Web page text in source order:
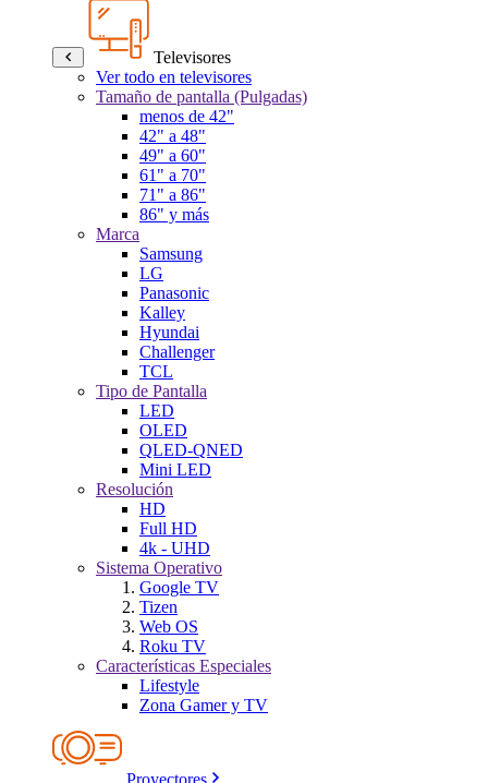
Televisores
Ver todo en televisores
Tamaño de pantalla (Pulgadas)
menos de 42"
42" a 48"
49" a 60"
61" a 70"
71" a 86"
86" y más
Marca
Samsung
LG
Panasonic
Kalley
Hyundai
Challenger
TCL
Tipo de Pantalla
LED
OLED
QLED-QNED
Mini LED
Resolución
HD
Full HD
4k - UHD
Sistema Operativo
Google TV
Tizen
Web OS
Roku TV
Características Especiales
Lifestyle
Zona Gamer y TV
Proyectores